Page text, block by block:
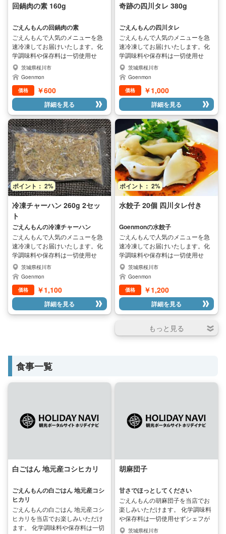
回鍋肉の素 160g
ごえんもんの回鍋肉の素
ごえんもんで人気のメニューを急
速冷凍してお届けいたします。化
学調味料や保存料は一切使用せ
ず、シェフが全て手作りした本格
中華料理です。安心安全で本格的
なお店の味をご家庭で手軽にお楽
しみいただけます。
茨城県桜川市
Goenmon
価格
￥600
詳細を見る
奇跡の四川タレ 380g
ごえんもんの四川タレ
ごえんもんで人気のメニューを急
速冷凍してお届けいたします。化
学調味料や保存料は一切使用せ
ず、シェフが全て手作りした本格
中華料理です。安心安全で本格的
なお店の味をご家庭で手軽にお楽
しみいただけます。
茨城県桜川市
Goenmon
価格
￥1,000
詳細を見る
ポイント： 2%
冷凍チャーハン 260g 2セッ
ト
ごえんもんの冷凍チャーハン
ごえんもんで人気のメニューを急
速冷凍してお届けいたします。化
学調味料や保存料は一切使用せ
ず、シェフが全て手作りした本格
中華料理です。安心安全で本格的
なお店の味をご家庭で手軽にお楽
しみいただけます。
茨城県桜川市
Goenmon
価格
￥1,100
詳細を見る
ポイント： 2%
水餃子 20個 四川タレ付き
Goenmonの水餃子
ごえんもんで人気のメニューを急
速冷凍してお届けいたします。化
学調味料や保存料は一切使用せ
ず、シェフが全て手作りした本格
中華料理です。安心安全で本格的
なお店の味をご家庭で手軽にお楽
しみいただけます。
茨城県桜川市
Goenmon
価格
￥1,200
詳細を見る
食事一覧
白ごはん 地元産コシヒカリ
ごえんもんの白ごはん 地元産コシ
ヒカリ
ごえんもんの白ごはん 地元産コシ
ヒカリを当店でお楽しみいただけ
ます。 化学調味料や保存料は一切
胡麻団子
甘さでほっとしてください
ごえんもんの胡麻団子を当店でお
楽しみいただけます。 化学調味料
や保存料は一切使用せずシェフが
手作りした商品です。 本格的な胡
茨城県桜川市